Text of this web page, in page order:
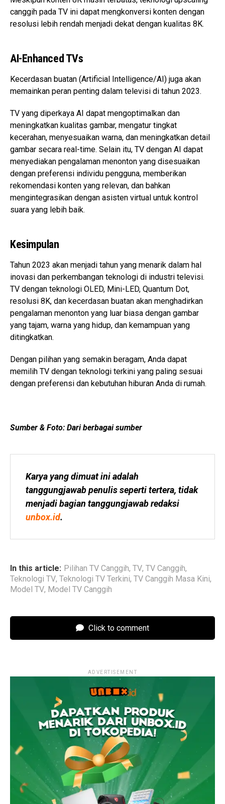
canggih pada TV ini dapat mengkonversi konten dengan
resolusi lebih rendah menjadi dekat dengan kualitas 8K.
AI-Enhanced TVs
Kecerdasan buatan (Artificial Intelligence/AI) juga akan
memainkan peran penting dalam televisi di tahun 2023.
TV yang diperkaya AI dapat mengoptimalkan dan
meningkatkan kualitas gambar, mengatur tingkat
kecerahan, menyesuaikan warna, dan meningkatkan detail
gambar secara real-time. Selain itu, TV dengan AI dapat
menyediakan pengalaman menonton yang disesuaikan
dengan preferensi individu pengguna, memberikan
rekomendasi konten yang relevan, dan bahkan
mengintegrasikan dengan asisten virtual untuk kontrol
suara yang lebih baik.
Kesimpulan
Tahun 2023 akan menjadi tahun yang menarik dalam hal
inovasi dan perkembangan teknologi di industri televisi.
TV dengan teknologi OLED, Mini-LED, Quantum Dot,
resolusi 8K, dan kecerdasan buatan akan menghadirkan
pengalaman menonton yang luar biasa dengan gambar
yang tajam, warna yang hidup, dan kemampuan yang
ditingkatkan.
Dengan pilihan yang semakin beragam, Anda dapat
memilih TV dengan teknologi terkini yang paling sesuai
dengan preferensi dan kebutuhan hiburan Anda di rumah.
Sumber & Foto: Dari berbagai sumber
Karya yang dimuat ini adalah
tanggungjawab penulis seperti tertera, tidak
unbox.id.
In this article: Pilihan TV Canggih, TV, TV Canggih,
Teknologi TV, Teknologi TV Terkini, TV Canggih Masa Kini,
Model TV, Model TV Canggih
Click to comment
ADVERTISEMENT